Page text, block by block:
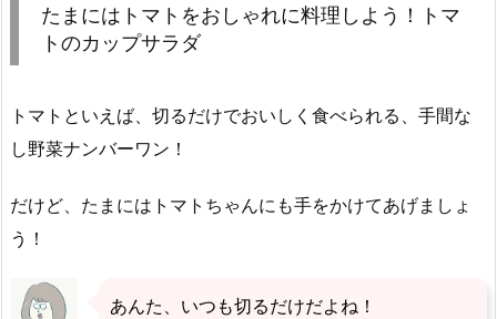
たまにはトマトをおしゃれに料理しよう！トマ
トのカップサラダ
トマトといえば、切るだけでおいしく食べられる、手間な
し野菜ナンバーワン！
だけど、たまにはトマトちゃんにも手をかけてあげましょ
う！
あんた、いつも切るだけだよね！